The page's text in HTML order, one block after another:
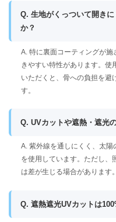
Q. 生地がくっついて開き
か？
A. 特に裏面コーティングが
きやすい特性があります。使
いただくと、骨への負担を避
す。
Q. UVカットや遮熱・遮光
A. 紫外線を通しにくく、太
を使用しています。ただし、
は差が生じる場合があります。
Q. 遮熱遮光UVカットは